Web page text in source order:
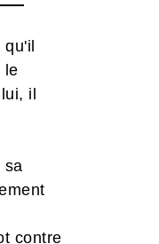
le
il
sa
contre